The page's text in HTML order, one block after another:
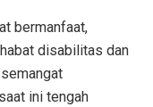
bermanfaat,
disabilitas dan
ini tengah